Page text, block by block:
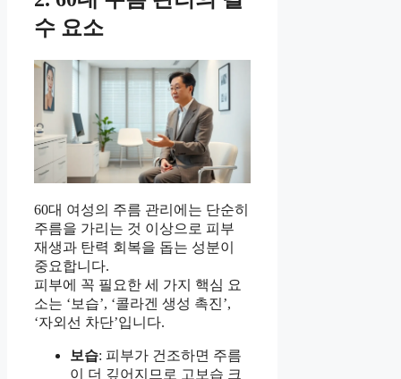
수 요소
60대 여성의 주름 관리에는 단순히
주름을 가리는 것 이상으로 피부
재생과 탄력 회복을 돕는 성분이
중요합니다.
피부에 꼭 필요한 세 가지 핵심 요
소는 ‘보습’, ‘콜라겐 생성 촉진’,
‘자외선 차단’입니다.
보습: 피부가 건조하면 주름
이 더 깊어지므로 고보습 크